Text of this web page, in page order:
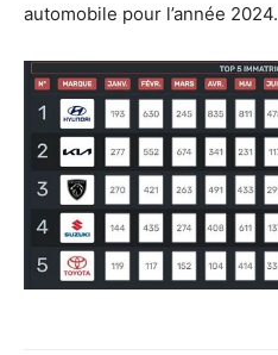
automobile pour l’année 2024.